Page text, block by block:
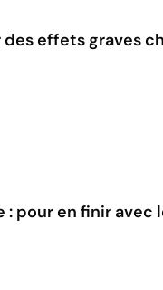
effets graves
pour en finir avec